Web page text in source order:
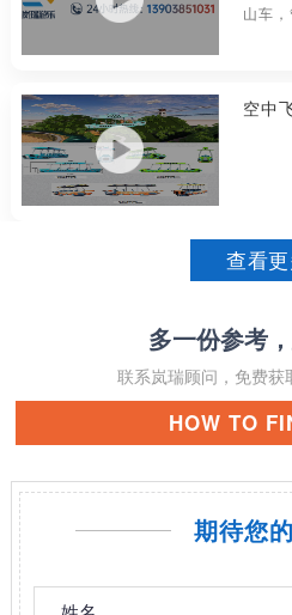
山车
车等
空中
查看
多一份参考
联系岚瑞顾问，免费获
HOW TO
期待您